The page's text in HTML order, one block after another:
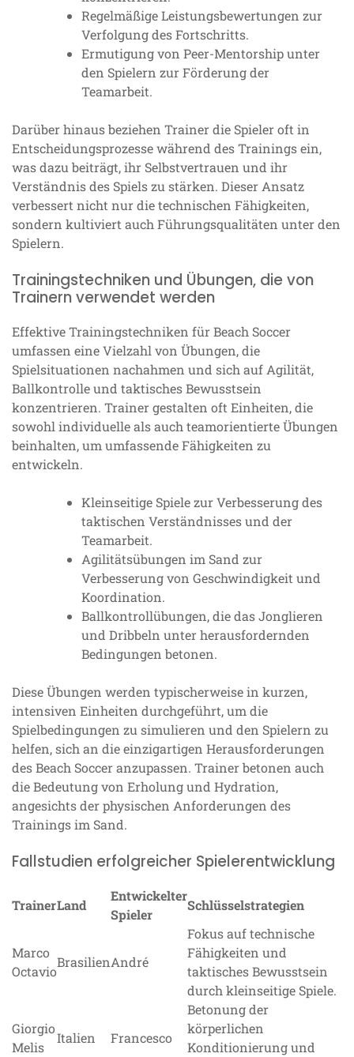
Regelmäßige Leistungsbewertungen zur
Verfolgung des Fortschritts.
Ermutigung von Peer-Mentorship unter
den Spielern zur Förderung der
Teamarbeit.
Darüber hinaus beziehen Trainer die Spieler oft in
Entscheidungsprozesse während des Trainings ein,
was dazu beiträgt, ihr Selbstvertrauen und ihr
Verständnis des Spiels zu stärken. Dieser Ansatz
verbessert nicht nur die technischen Fähigkeiten,
sondern kultiviert auch Führungsqualitäten unter den
Spielern.
Trainingstechniken und Übungen, die von
Trainern verwendet werden
Effektive Trainingstechniken für Beach Soccer
umfassen eine Vielzahl von Übungen, die
Spielsituationen nachahmen und sich auf Agilität,
Ballkontrolle und taktisches Bewusstsein
konzentrieren. Trainer gestalten oft Einheiten, die
sowohl individuelle als auch teamorientierte Übungen
beinhalten, um umfassende Fähigkeiten zu
entwickeln.
Kleinseitige Spiele zur Verbesserung des
taktischen Verständnisses und der
Teamarbeit.
Agilitätsübungen im Sand zur
Verbesserung von Geschwindigkeit und
Koordination.
Ballkontrollübungen, die das Jonglieren
und Dribbeln unter herausfordernden
Bedingungen betonen.
Diese Übungen werden typischerweise in kurzen,
intensiven Einheiten durchgeführt, um die
Spielbedingungen zu simulieren und den Spielern zu
helfen, sich an die einzigartigen Herausforderungen
des Beach Soccer anzupassen. Trainer betonen auch
die Bedeutung von Erholung und Hydration,
angesichts der physischen Anforderungen des
Trainings im Sand.
Fallstudien erfolgreicher Spielerentwicklung
TrainerLand
Entwickelter
Spieler
Schlüsselstrategien
Marco
Octavio
BrasilienAndré
Fokus auf technische
Fähigkeiten und
taktisches Bewusstsein
durch kleinseitige Spiele.
Giorgio
Melis
Italien Francesco
Betonung der
körperlichen
Konditionierung und